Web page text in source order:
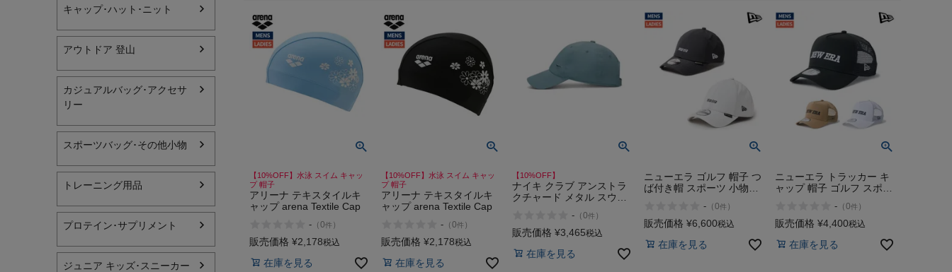
ヨガ
旅行
通学
プレゼント
キャップ･ハット･ニット
アウトドア 登山
カジュアルバッグ･アクセサ
リー
スポーツバッグ･その他小物
トレーニング用品
プロテイン･サプリメント
ジュニア キッズ･スニーカー
【10%OFF】水泳 スイム キャッ
プ 帽子
アリーナ テキスタイルキ
ャップ arena Textile Cap
- （0件 ）
販売価格 ¥2,178税込
在庫を見る
【10%OFF】水泳 スイム キャッ
プ 帽子
アリーナ テキスタイルキ
ャップ arena Textile Cap
-（0件 ）
販売価格 ¥2,178税込
在庫を見る
【10%OFF】
ナイキ クラブ アンストラ
クチャード メタル スウッ
アル 帽子 NIKE Dri-FIT
- （0件 ）
販売価格 ¥3,465税込
在庫を見る
ニューエラ ゴルフ 帽子 つ
ば付き帽 スポーツ 小物
GORE-TEX cap
-（0件 ）
販売価格 ¥6,600税込
在庫を見る
ニューエラ トラッカー キ
ャップ 帽子 ゴルフ スポー
9FORTY A-Frame Italic
Logo
- （0件 ）
販売価格 ¥4,400税込
在庫を見る